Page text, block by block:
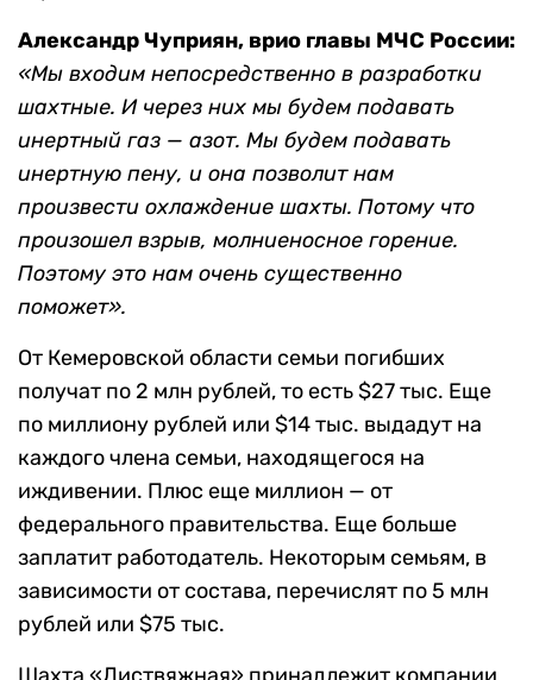
Александр Чуприян, врио главы МЧС России:
«Мы входим непосредственно в разработки
шахтные. И через них мы будем подавать
инертный газ — азот. Мы будем подавать
инертную пену, и она позволит нам
произвести охлаждение шахты. Потому что
произошел взрыв, молниеносное горение.
Поэтому это нам очень существенно
поможет».
От Кемеровской области семьи погибших
получат по 2 млн рублей, то есть $27 тыс. Еще
по миллиону рублей или $14 тыс. выдадут на
каждого члена семьи, находящегося на
иждивении. Плюс еще миллион — от
федерального правительства. Еще больше
заплатит работодатель. Некоторым семьям, в
зависимости от состава, перечислят по 5 млн
рублей или $75 тыс.